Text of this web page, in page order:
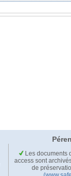
Les documents
access sont
de